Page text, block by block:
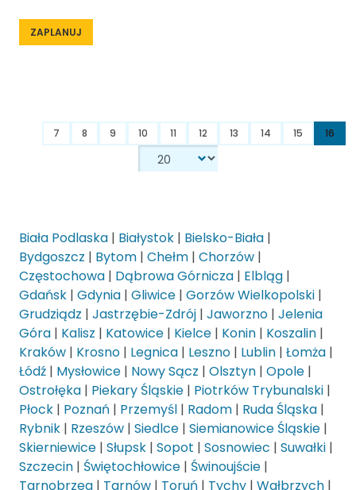
ZAPLANUJ
7 8 9 10 11 12 13 14 15 16
Biała Podlaska | Białystok | Bielsko-Biała |
Bydgoszcz | Bytom | Chełm | Chorzów |
Częstochowa | Dąbrowa Górnicza | Elbląg |
Gdańsk | Gdynia | Gliwice | Gorzów Wielkopolski |
Grudziądz | Jastrzębie-Zdrój | Jaworzno | Jelenia
Góra | Kalisz | Katowice | Kielce | Konin | Koszalin |
Kraków | Krosno | Legnica | Leszno | Lublin | Łomża |
Łódź | Mysłowice | Nowy Sącz | Olsztyn | Opole |
Ostrołęka | Piekary Śląskie | Piotrków Trybunalski |
Płock | Poznań | Przemyśl | Radom | Ruda Śląska |
Rybnik | Rzeszów | Siedlce | Siemianowice Śląskie |
Skierniewice | Słupsk | Sopot | Sosnowiec | Suwałki |
Szczecin | Świętochłowice | Świnoujście |
Tarnobrzeg | Tarnów | Toruń | Tychy | Wałbrzych |